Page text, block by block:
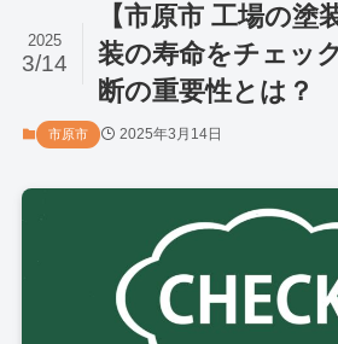
【市原市 工場の塗
装の寿命をチェッ
断の重要性とは？
2025
3/14
市原市 2025年3月14日